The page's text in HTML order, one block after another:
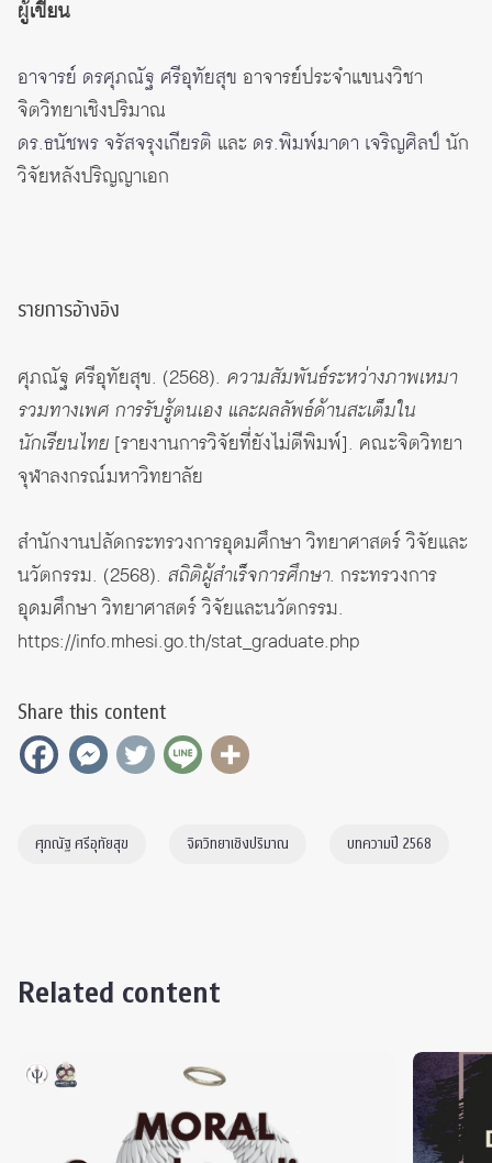
ผู้เขียน
อาจารย์ ดรศุภณัฐ ศรีอุทัยสุข อาจารย์ประจำแขนงวิชา
จิตวิทยาเชิงปริมาณ
ดร.ธนัชพร จรัสจรุงเกียรติ และ ดร.พิมพ์มาดา เจริญศิลป์ นัก
วิจัยหลังปริญญาเอก
รายการอ้างอิง
ศุภณัฐ ศรีอุทัยสุข. (2568). ความสัมพันธ์ระหว่างภาพเหมา
รวมทางเพศ การรับรู้ตนเอง และผลลัพธ์ด้านสะเต็มใน
นักเรียนไทย [รายงานการวิจัยที่ยังไม่ตีพิมพ์]. คณะจิตวิทยา
จุฬาลงกรณ์มหาวิทยาลัย
สำนักงานปลัดกระทรวงการอุดมศึกษา วิทยาศาสตร์ วิจัยและ
นวัตกรรม. (2568). สถิติผู้สำเร็จการศึกษา. กระทรวงการ
อุดมศึกษา วิทยาศาสตร์ วิจัยและนวัตกรรม.
https://info.mhesi.go.th/stat_graduate.php
Share this content
ศุภณัฐ ศรีอุทัยสุข จิตวิทยาเชิงปริมาณ บทความปี 2568
Related content